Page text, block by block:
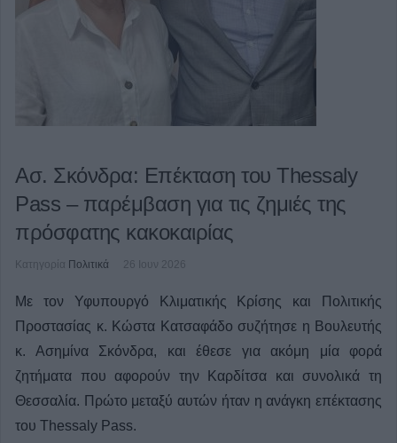
Ασ. Σκόνδρα: Επέκταση του Thessaly
Pass – παρέμβαση για τις ζημιές της
πρόσφατης κακοκαιρίας
Κατηγορία Πολιτικά 26 Ιουν 2026
Με τον Υφυπουργό Κλιματικής Κρίσης και Πολιτικής
Προστασίας κ. Κώστα Κατσαφάδο συζήτησε η Βουλευτής
κ. Ασημίνα Σκόνδρα, και έθεσε για ακόμη μία φορά
ζητήματα που αφορούν την Καρδίτσα και συνολικά τη
Θεσσαλία. Πρώτο μεταξύ αυτών ήταν η ανάγκη επέκτασης
του Thessaly Pass.